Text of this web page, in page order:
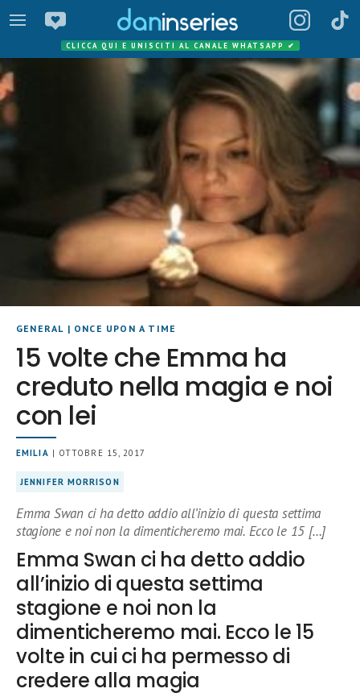
CLICCA QUI E UNISCITI AL CANALE WHATSAPP ✔
GENERAL | ONCE UPON A TIME
15 volte che Emma ha
creduto nella magia e noi
con lei
EMILIA | OTTOBRE 15, 2017
JENNIFER MORRISON
Emma Swan ci ha detto addio all’inizio di questa settima
stagione e noi non la dimenticheremo mai. Ecco le 15 […]
Emma Swan ci ha detto addio
all’inizio di questa settima
stagione e noi non la
dimenticheremo mai. Ecco le 15
volte in cui ci ha permesso di
credere alla magia